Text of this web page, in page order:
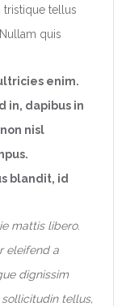
tristique tellus
quis
enim.
in, dapibus in
nisl
blandit, id
mattis libero.
eleifend a
dignissim
tellus,